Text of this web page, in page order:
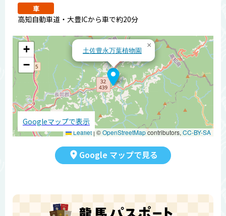
車
高知自動車道・大豊ICから車で約20分
土佐豊永万葉植物園
×
+
−
Leaflet | ©OpenStreetMapcontributors, CC-BY-SA
Googleマップで表示
Google マップで見る